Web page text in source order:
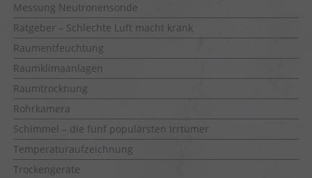
Messung Neutronensonde
Ratgeber – Schlechte Luft macht krank
Raumentfeuchtung
Raumklimaanlagen
Raumtrocknung
Rohrkamera
Schimmel – die fünf populärsten Irrtümer
Temperaturaufzeichnung
Trockengeräte